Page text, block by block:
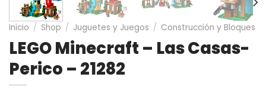
Inicio / Shop / Juguetes y Juegos / Construcción y Bloques
LEGO Minecraft – Las Casas-
Perico – 21282